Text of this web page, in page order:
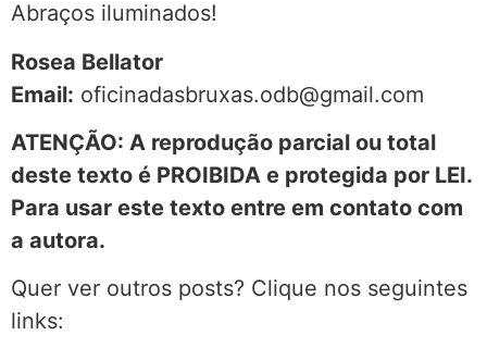
Abraços iluminados!
Rosea Bellator
Email: oficinadasbruxas.odb@gmail.com
ATENÇÃO: A reprodução parcial ou total
deste texto é PROIBIDA e protegida por LEI.
Para usar este texto entre em contato com
a autora.
Quer ver outros posts? Clique nos seguintes
links: